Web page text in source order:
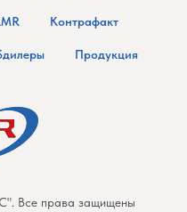
Контрафакт
Продукция
Все права защищены